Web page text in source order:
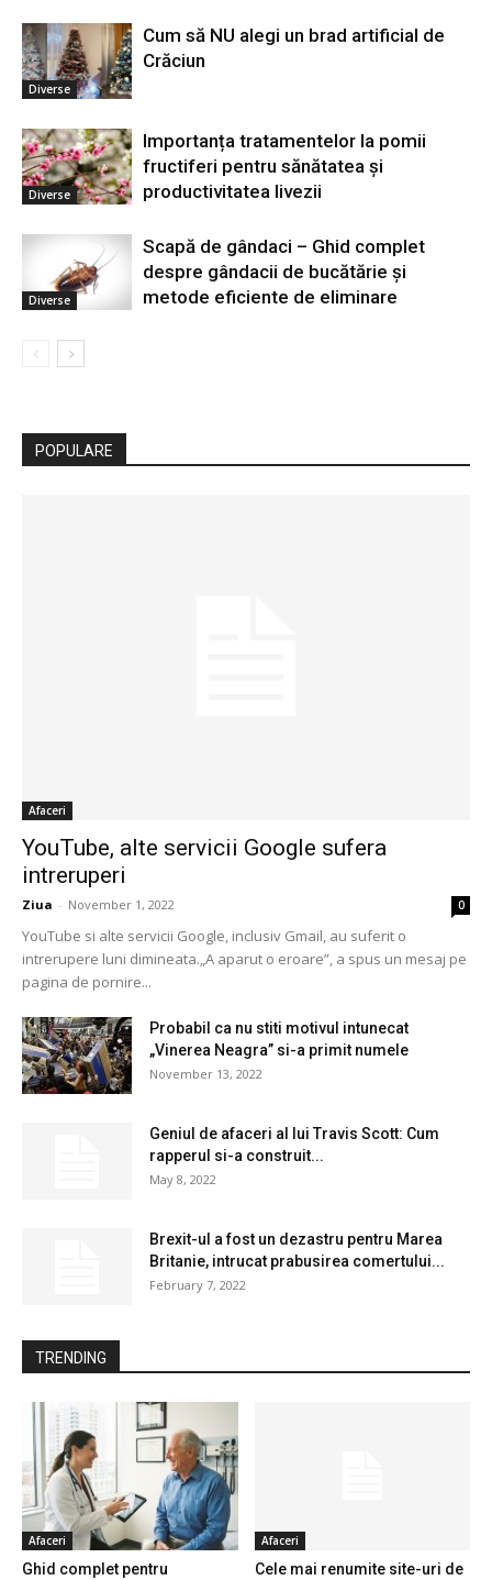
Diverse
Cum să NU alegi un brad artificial de
Crăciun
Diverse
Importanța tratamentelor la pomii
fructiferi pentru sănătatea și
productivitatea livezii
Diverse
Scapă de gândaci – Ghid complet
despre gândacii de bucătărie și
metode eficiente de eliminare
POPULARE
Afaceri
YouTube, alte servicii Google sufera
intreruperi
Ziua - November 1, 2022 0
YouTube si alte servicii Google, inclusiv Gmail, au suferit o
intrerupere luni dimineata.„A aparut o eroare”, a spus un mesaj pe
pagina de pornire...
Probabil ca nu stiti motivul intunecat
„Vinerea Neagra” si-a primit numele
November 13, 2022
Geniul de afaceri al lui Travis Scott: Cum
rapperul si-a construit...
May 8, 2022
Brexit-ul a fost un dezastru pentru Marea
Britanie, intrucat prabusirea comertului...
February 7, 2022
TRENDING
Afaceri
Ghid complet pentru
Afaceri
Cele mai renumite site-uri de